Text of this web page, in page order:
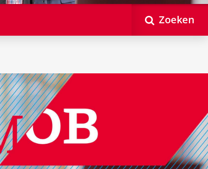
Zoeken